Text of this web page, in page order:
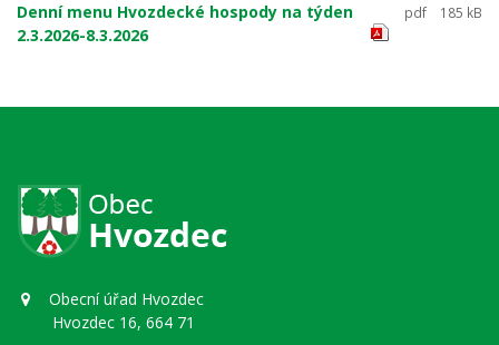
Denní menu Hvozdecké hospody na týden
2.3.2026-8.3.2026
pdf 185 kB
Obecní úřad Hvozdec
Hvozdec 16, 664 71